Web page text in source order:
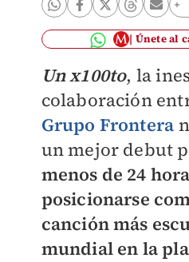
Únete al
Un x100to, la
colaboración
Grupo Frontera
un mejor debut
menos de 24
posicionarse
canción más
mundial en la